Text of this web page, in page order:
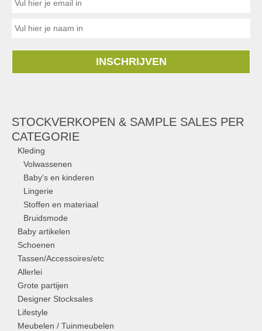
INSCHRIJVEN
STOCKVERKOPEN & SAMPLE SALES PER
CATEGORIE
Kleding
Volwassenen
Baby's en kinderen
Lingerie
Stoffen en materiaal
Bruidsmode
Baby artikelen
Schoenen
Tassen/Accessoires/etc
Allerlei
Grote partijen
Designer Stocksales
Lifestyle
Meubelen / Tuinmeubelen